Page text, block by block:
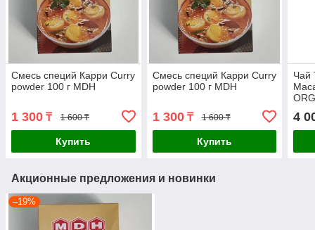
Смесь специй Карри Curry
powder 100 г MDH
1 300 ₸ 1 600 ₸
Купить
Смесь специй Карри Curry
powder 100 г MDH
1 300₸ 1 600 ₸
Купить
Чай
4
Акционные предложения и новинки
–19%